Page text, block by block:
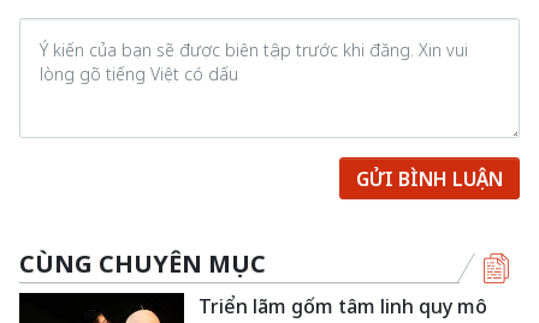
GỬI BÌNH LUẬN
CÙNG CHUYÊN MỤC
Triển lãm gốm tâm linh quy mô